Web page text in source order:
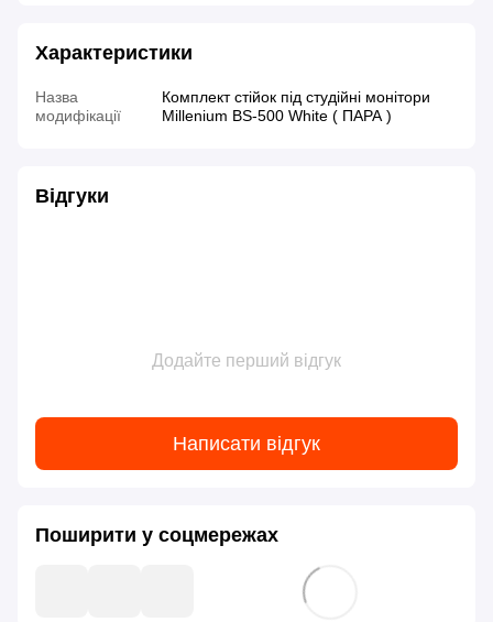
Характеристики
Назва
модифікації
Комплект стійок під студійні монітори
Millenium BS-500 White ( ПАРА )
Відгуки
Додайте перший відгук
Написати відгук
Поширити у соцмережах